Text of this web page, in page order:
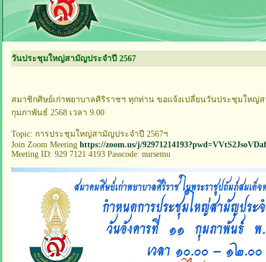
วันประชุมใหญ่สามัญประจําปี 2567
สมาชิกศิษย์เก่าพยาบาลศิริราชฯ ทุกท่าน ขอแจ้งเปลี่ยนวันประชุมใหญ่ส
กุมภาพันธ์ 2568 เวลา 9.00
Topic: การประชุมใหญ่สามัญประจำปี 2567ฯ
Join Zoom Meeting https://zoom.us/j/
Meeting ID: 929 7121 4193 Passcode: nursemu